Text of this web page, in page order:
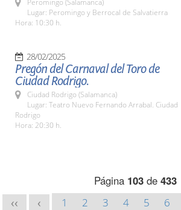
Peromingo (Salamanca)
Lugar: Peromingo y Berrocal de Salvatierra
Hora: 10:30 h.
28/02/2025
Pregón del Carnaval del Toro de
Ciudad Rodrigo.
Ciudad Rodrigo (Salamanca)
Lugar: Teatro Nuevo Fernando Arrabal. Ciudad
Rodrigo
Hora: 20:30 h.
Página 103de 433
<< < 1 2 3 4 5 6